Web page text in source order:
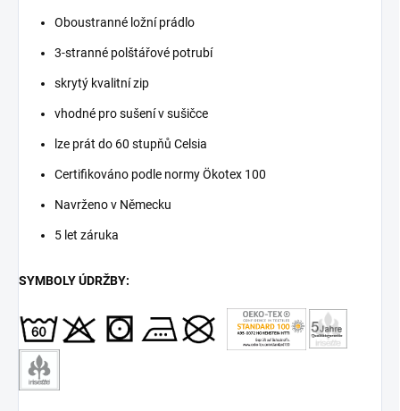
Oboustranné ložní prádlo
3-stranné polštářové potrubí
skrytý kvalitní zip
vhodné pro sušení v sušičce
lze prát do 60 stupňů Celsia
Certifikováno podle normy Ökotex 100
Navrženo v Německu
5 let záruka
SYMBOLY ÚDRŽBY: